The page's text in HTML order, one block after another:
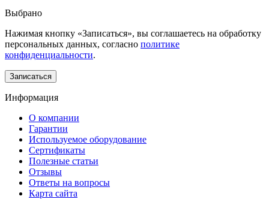
Выбрано
Нажимая кнопку «Записаться», вы соглашаетесь на обработку
персональных данных, согласно политике
конфиденциальности.
Информация
О компании
Гарантии
Используемое оборудование
Сертификаты
Полезные статьи
Отзывы
Ответы на вопросы
Карта сайта